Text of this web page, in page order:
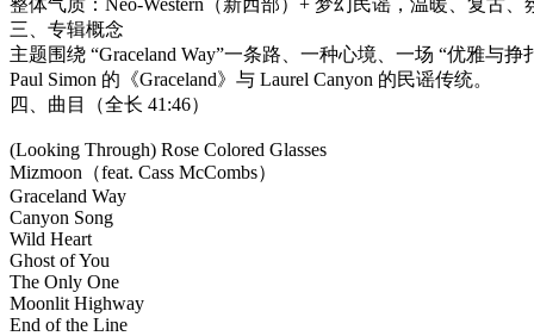
三、专辑概念
主题围绕 “Graceland Way”一条路、一种心境、一场 “优雅与
Paul Simon 的《Graceland》与 Laurel Canyon 的民谣传统。
四、曲目（全长 41:46）
(Looking Through) Rose Colored Glasses
Mizmoon（feat. Cass McCombs）
Graceland Way
Canyon Song
Wild Heart
Ghost of You
The Only One
Moonlit Highway
End of the Line